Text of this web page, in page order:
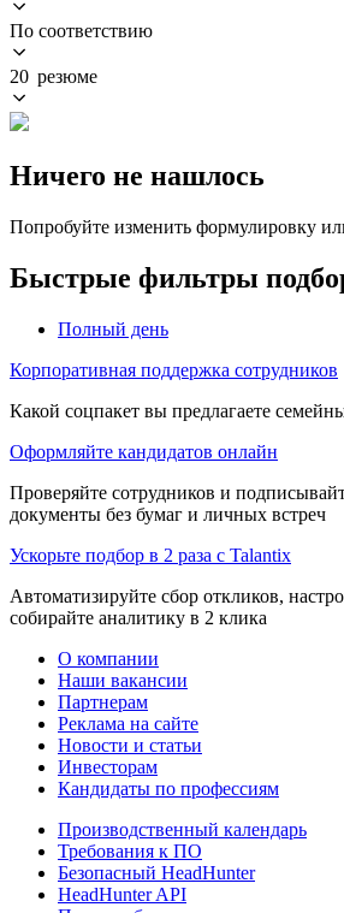
По соответствию
20 резюме
Ничего не нашлось
Попробуйте изменить формулировку
Быстрые фильтры
Полный день
Корпоративная поддержка сотрудников
Какой соцпакет вы предлагаете
Оформляйте кандидатов онлайн
Проверяйте сотрудников и
документы без бумаг и личных встреч
Ускорьте подбор в 2 раза с Talantix
Автоматизируйте сбор откликов,
собирайте аналитику в 2 клика
О компании
Наши вакансии
Партнерам
Реклама на сайте
Новости и статьи
Инвесторам
Кандидаты по профессиям
Производственный календарь
Требования к ПО
Безопасный HeadHunter
HeadHunter API